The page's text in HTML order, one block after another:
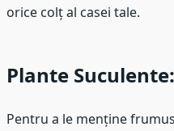
orice colț al casei tale.
Plante Suculente:
Pentru a le menține